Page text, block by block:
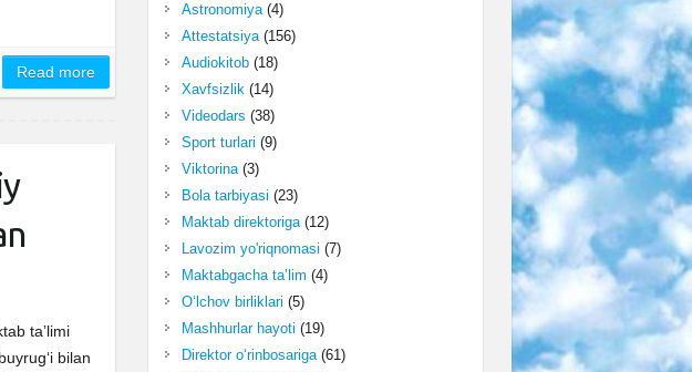
Read more
taʼlimi
bilan
Astronomiya(4)
Attestatsiya(156)
Audiokitob(18)
Xavfsizlik(14)
Videodars (38)
Sport turlari (9)
Viktorina(3)
Bola tarbiyasi (23)
Maktab direktoriga(12)
Lavozim yo'riqnomasi (7)
Maktabgacha ta’lim (4)
O‘lchov birliklari (5)
Mashhurlar hayoti (19)
Direktor o‘rinbosariga(61)